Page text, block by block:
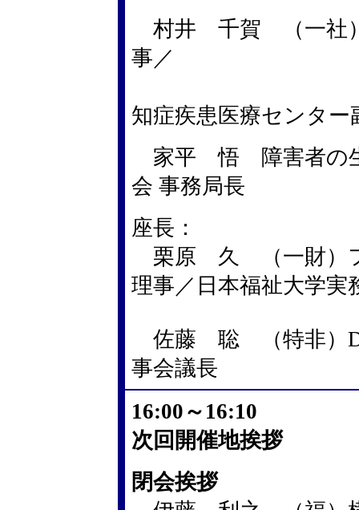
村井 千賀 （一社）
事／
知症疾患医療センター
家平 悟 障害者の生
会 事務局長
座長：
栗原 久 （一財）フ
理事／日本福祉大学実
佐藤 聡 （特非）
事会議長
16:00～16:10
次回開催地挨拶
閉会挨拶